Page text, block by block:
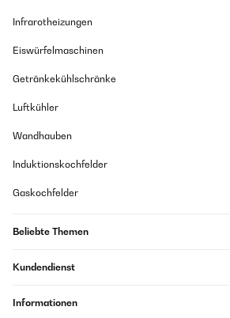
Infrarotheizungen
Eiswürfelmaschinen
Getränkekühlschränke
Luftkühler
Wandhauben
Induktionskochfelder
Gaskochfelder
Beliebte Themen
Kundendienst
Informationen